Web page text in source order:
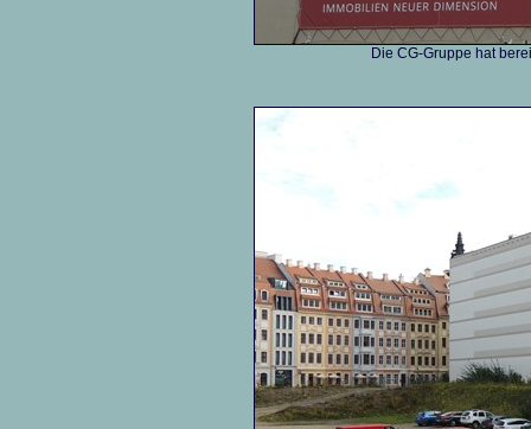
Die CG-Gruppe hat